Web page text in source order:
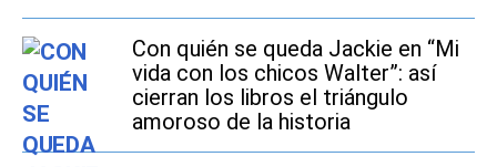
Con quién se queda Jackie en “Mi
vida con los chicos Walter”: así
cierran los libros el triángulo
amoroso de la historia